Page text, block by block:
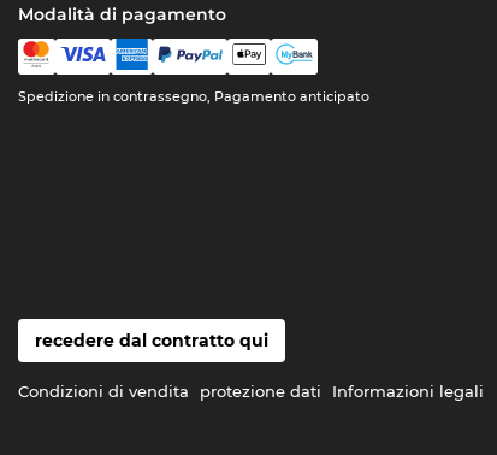
Modalità di pagamento
Spedizione in contrassegno, Pagamento anticipato
recedere dal contratto qui
Condizioni di vendita protezione dati Informazioni legali